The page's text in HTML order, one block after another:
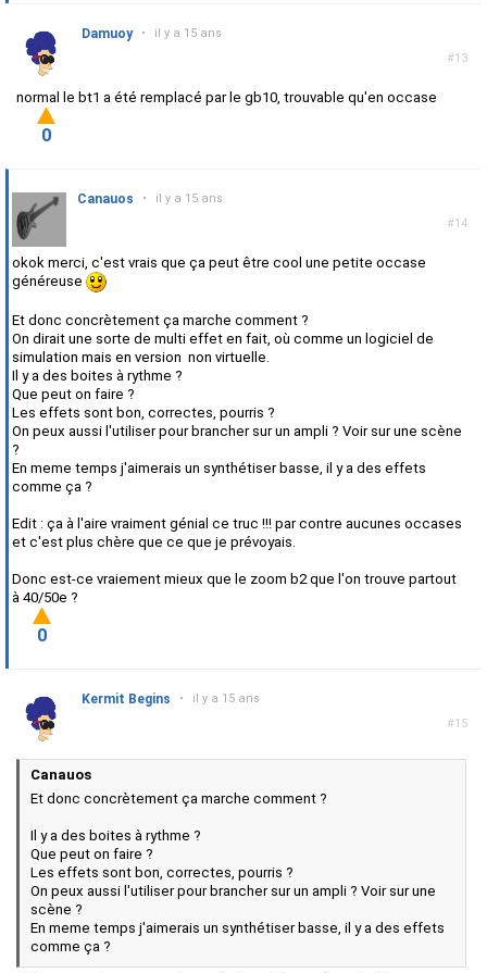
#13
Damuoy • il y a 15 ans
normal le bt1 a été remplacé par le gb10, trouvable qu'en occase
0
#14
Canauos • il y a 15 ans
okok merci, c'est vrais que ça peut être cool une petite occase
généreuse
Et donc concrètement ça marche comment ?
On dirait une sorte de multi effet en fait, où comme un logiciel de
simulation mais en version non virtuelle.
Il y a des boites à rythme ?
Que peut on faire ?
Les effets sont bon, correctes, pourris ?
On peux aussi l'utiliser pour brancher sur un ampli ? Voir sur une scène
?
En meme temps j'aimerais un synthétiser basse, il y a des effets
comme ça ?
Edit : ça à l'aire vraiment génial ce truc !!! par contre aucunes occases
et c'est plus chère que ce que je prévoyais.
Donc est-ce vraiement mieux que le zoom b2 que l'on trouve partout
à 40/50e ?
0
#15
Kermit Begins • il y a 15 ans
Canauos
Et donc concrètement ça marche comment ?
Il y a des boites à rythme ?
Que peut on faire ?
Les effets sont bon, correctes, pourris ?
On peux aussi l'utiliser pour brancher sur un ampli ? Voir sur une
scène ?
En meme temps j'aimerais un synthétiser basse, il y a des effets
comme ça ?